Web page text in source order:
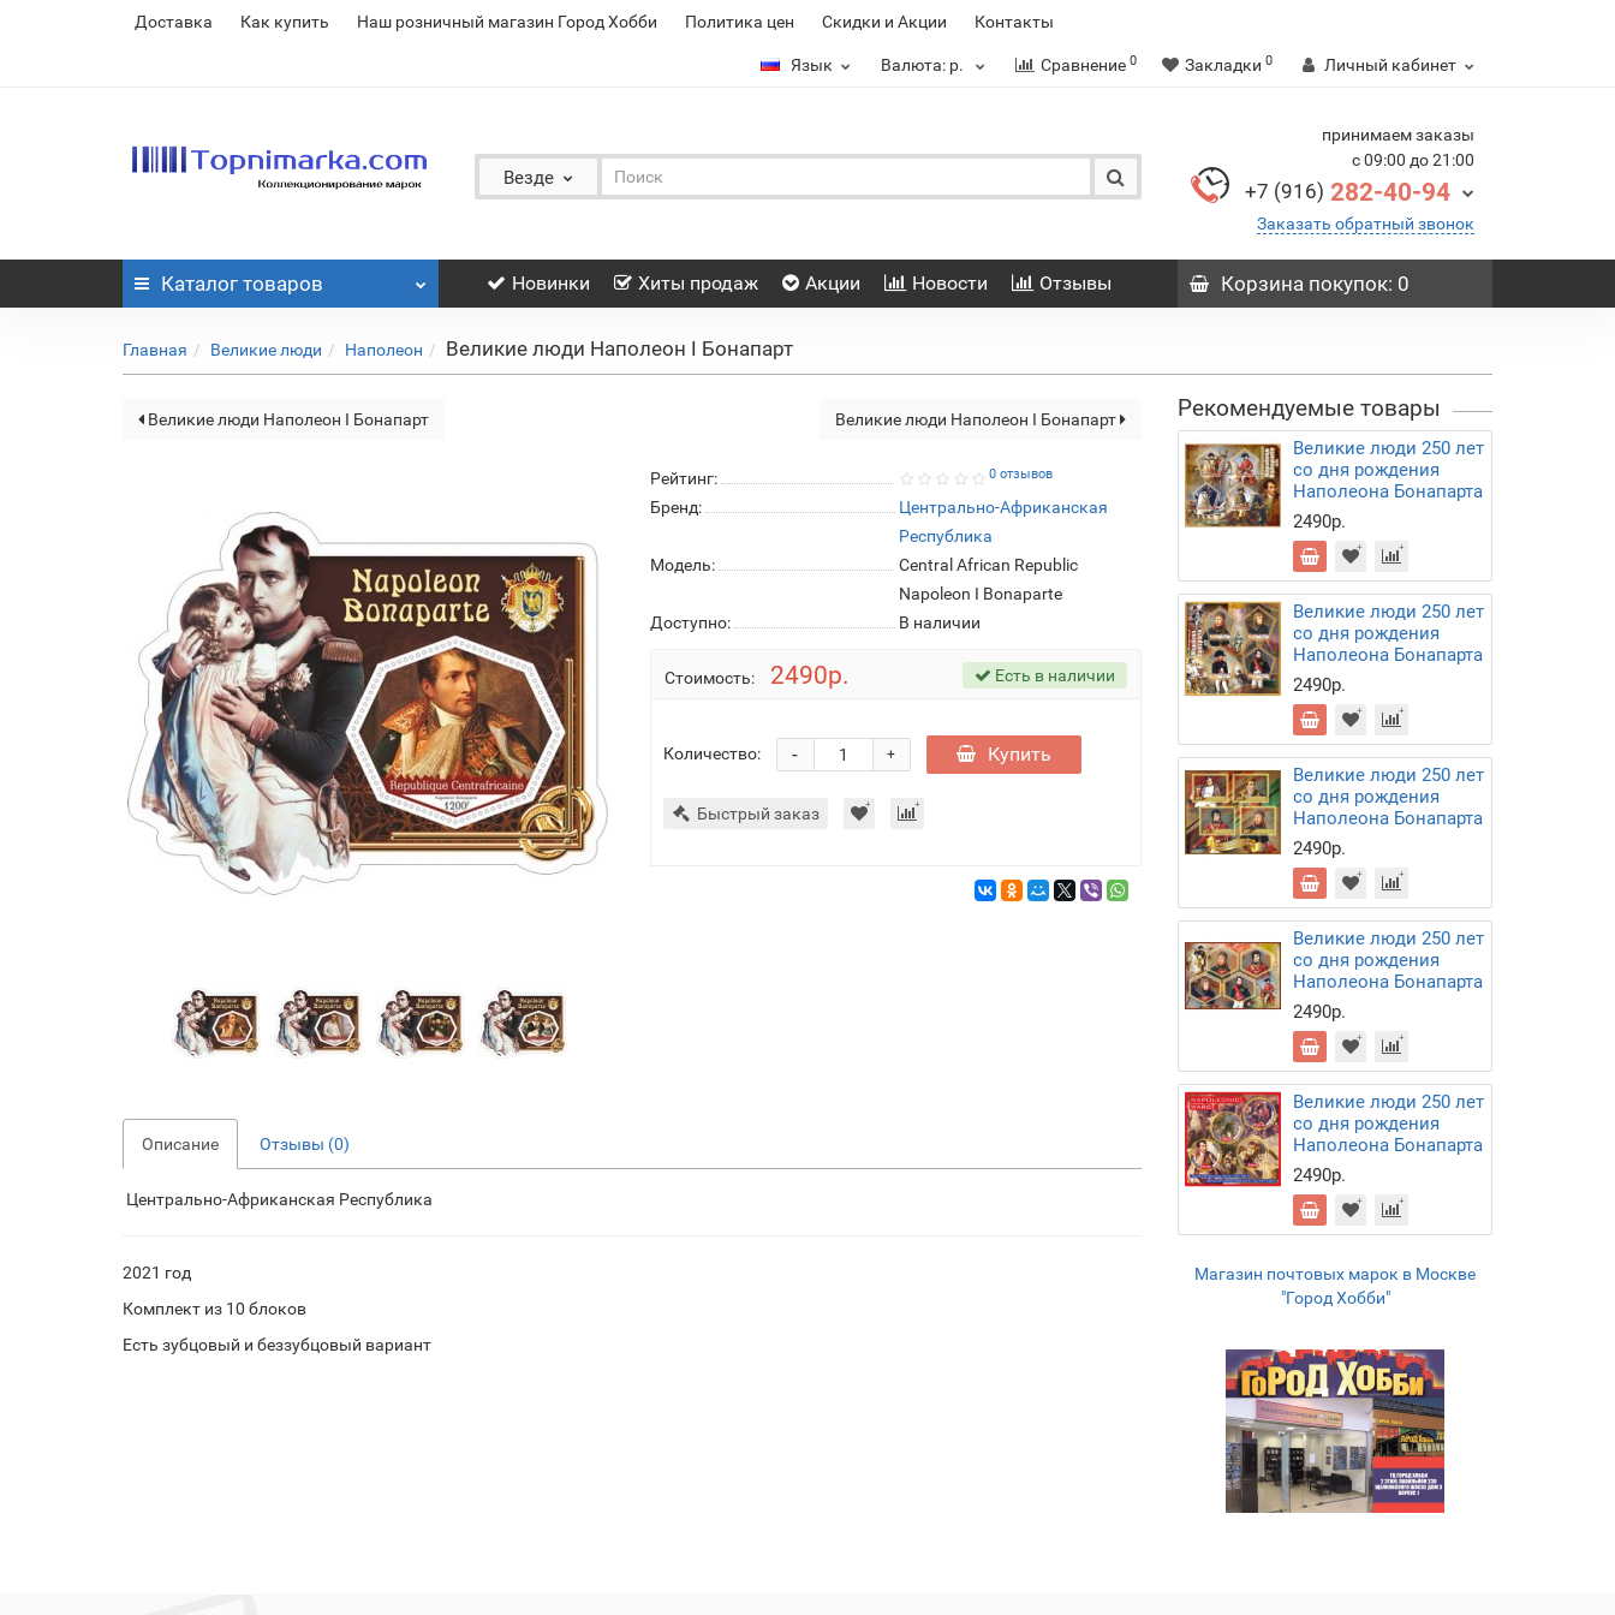
Доставка Как купить Наш розничный магазин Город Хобби Политика цен Скидки и Акции Контакты
Язык Валюта: р. Сравнение 0 Закладки 0 Личный кабинет
Везде
принимаем заказы
с 09:00 до 21:00
+7 (916) 282-40-94
Заказать обратный звонок
Каталог товаров Новинки Хиты продаж Акции Новости Отзывы Корзинапокупок: 0
Главная Великие люди Наполеон Великие люди Наполеон I Бонапарт
Великие люди Наполеон I Бонапарт Великие люди Наполеон I Бонапарт
Рейтинг: 0 отзывов
Бренд:
Центрально-Африканская
Республика
Модель:
Central African Republic
Napoleon I Bonaparte
Доступно:
В наличии
Стоимость: 2490р. Есть в наличии
Количество: +
- Купить
Быстрый заказ
Описание Отзывы (0)
Центрально-Африканская Республика
2021 год
Комплект из 10 блоков
Есть зубцовый и беззубцовый вариант
Рекомендуемые товары
Великие люди 250 лет
со дня рождения
Наполеона Бонапарта
2490р.
Великие люди 250 лет
со дня рождения
Наполеона Бонапарта
2490р.
Великие люди 250 лет
со дня рождения
Наполеона Бонапарта
2490р.
Великие люди 250 лет
со дня рождения
Наполеона Бонапарта
2490р.
Великие люди 250 лет
со дня рождения
Наполеона Бонапарта
2490р.
Магазин почтовых марок в Москве
"Город Хобби"